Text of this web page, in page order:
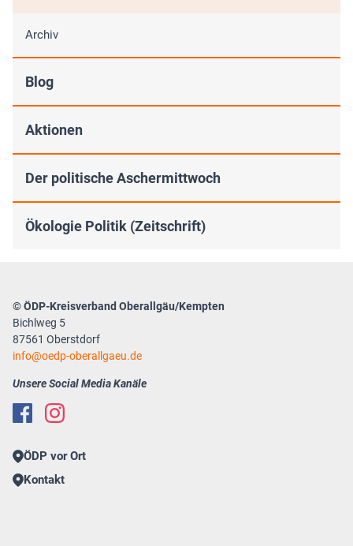
Archiv
Blog
Aktionen
Der politische Aschermittwoch
Ökologie Politik (Zeitschrift)
© ÖDP-Kreisverband Oberallgäu/Kempten
Bichlweg 5
87561 Oberstdorf
info
oedp-oberallgaeu.de
Unsere Social Media Kanäle
ÖDP vor Ort
Kontakt